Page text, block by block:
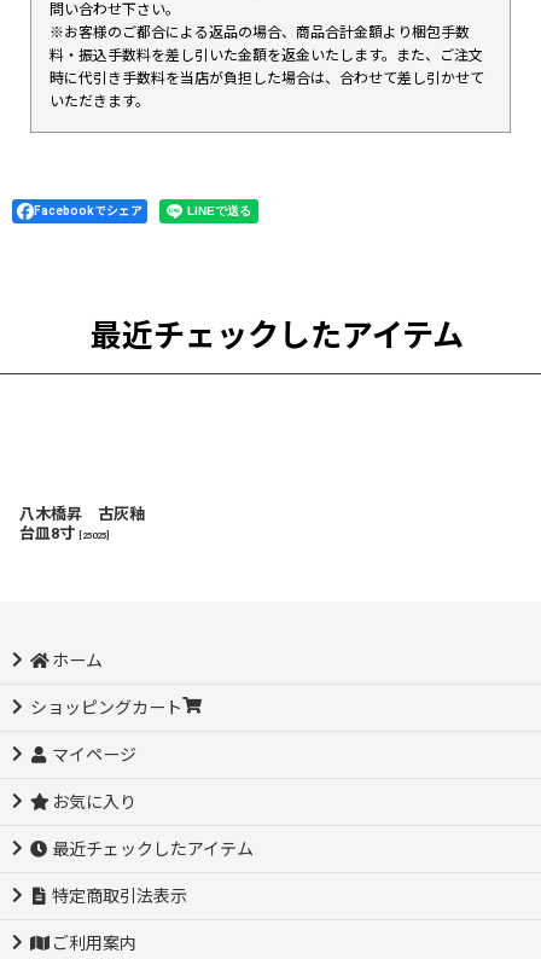
問い合わせ下さい。
※お客様のご都合による返品の場合、商品合計金額より梱包手数
料・振込手数料を差し引いた金額を返金いたします。また、ご注文
時に代引き手数料を当店が負担した場合は、合わせて差し引かせて
いただきます。
Facebookでシェア
最近チェックしたアイテム
八木橋昇 古灰釉
台皿8寸
25025
ホーム
ショッピングカート
マイページ
お気に入り
最近チェックしたアイテム
特定商取引法表示
ご利用案内